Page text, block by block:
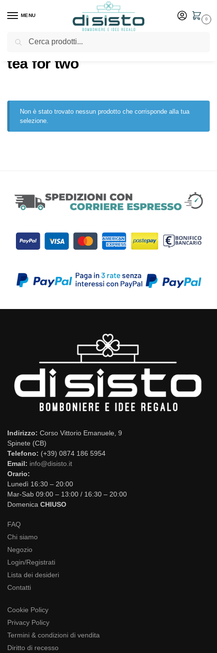
MENU
0
Home Shop Prodotti taggati “tea for two”
tea for two
Non è stato trovato nessun prodotto che corrisponde alla tua
selezione.
Indirizzo: Corso Vittorio Emanuele, 9
Spinete (CB)
Telefono: (+39) 0874 186 5954
Email: info@disisto.it
Orario:
Lunedì 16:30 – 20:00
Mar-Sab 09:00 – 13:00 / 16:30 – 20:00
Domenica CHIUSO
FAQ
Chi siamo
Negozio
Login/Registrati
Lista dei desideri
Contatti
Cookie Policy
Privacy Policy
Termini & condizioni di vendita
Diritto di recesso